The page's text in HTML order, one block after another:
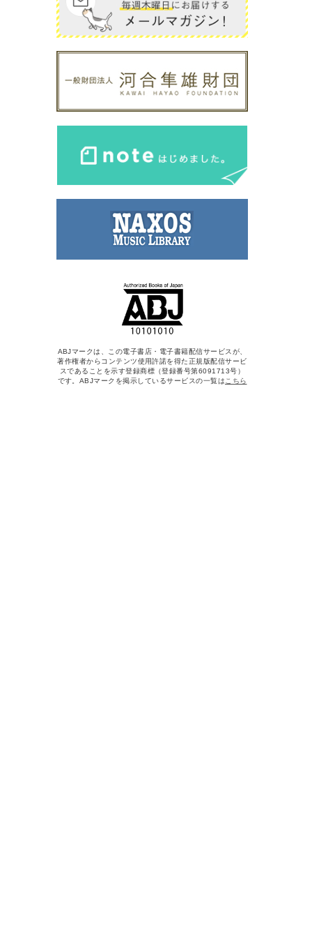
ABJマークは、この電子書店・電子書籍配信サービスが、
著作権者からコンテンツ使用許諾を得た正規版配信サービ
スであることを示す登録商標（登録番号第6091713号）
です。ABJマークを掲示しているサービスの一覧は こちら